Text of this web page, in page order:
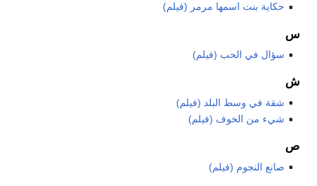
حكاية بنت اسمها مرمر (فيلم)
س
سؤال في الحب (فيلم)
ش
شقة في وسط البلد (فيلم)
شيء من الخوف (فيلم)
ص
صانع النجوم (فيلم)